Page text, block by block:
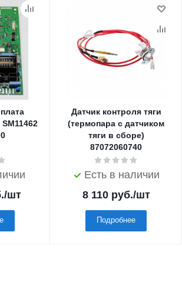
/шт
Датчик контроля тяги
(термопара с датчиком
тяги в сборе)
87072060740
Есть в наличии
8 110руб./шт
Подробнее